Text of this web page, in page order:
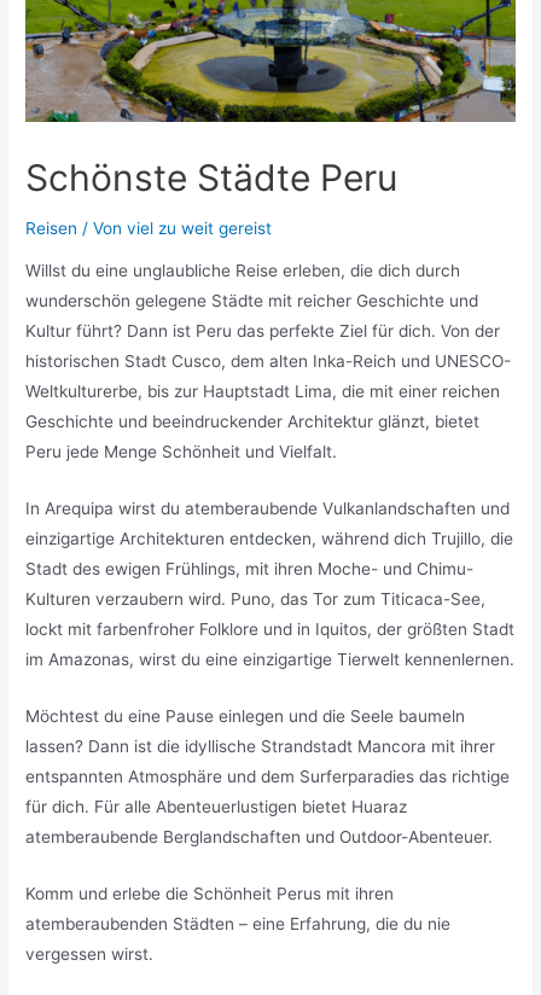
Schönste Städte Peru
Reisen / Vonviel zu weit gereist
Willst du eine unglaubliche Reise erleben, die dich durch
wunderschön gelegene Städte mit reicher Geschichte und
Kultur führt? Dann ist Peru das perfekte Ziel für dich. Von der
historischen Stadt Cusco, dem alten Inka-Reich und UNESCO-
Weltkulturerbe, bis zur Hauptstadt Lima, die mit einer reichen
Geschichte und beeindruckender Architektur glänzt, bietet
Peru jede Menge Schönheit und Vielfalt.
In Arequipa wirst du atemberaubende Vulkanlandschaften und
einzigartige Architekturen entdecken, während dich Trujillo, die
Stadt des ewigen Frühlings, mit ihren Moche- und Chimu-
Kulturen verzaubern wird. Puno, das Tor zum Titicaca-See,
lockt mit farbenfroher Folklore und in Iquitos, der größten Stadt
im Amazonas, wirst du eine einzigartige Tierwelt kennenlernen.
Möchtest du eine Pause einlegen und die Seele baumeln
lassen? Dann ist die idyllische Strandstadt Mancora mit ihrer
entspannten Atmosphäre und dem Surferparadies das richtige
für dich. Für alle Abenteuerlustigen bietet Huaraz
atemberaubende Berglandschaften und Outdoor-Abenteuer.
Komm und erlebe die Schönheit Perus mit ihren
atemberaubenden Städten – eine Erfahrung, die du nie
vergessen wirst.